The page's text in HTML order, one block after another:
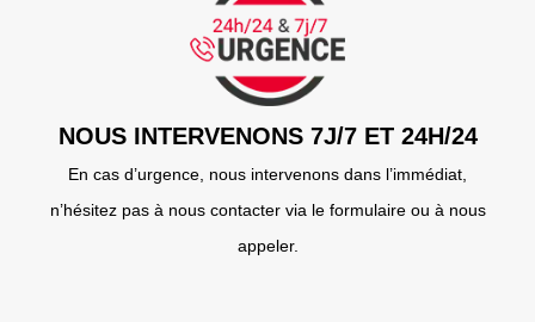
NOUS INTERVENONS 7J/7 ET 24H/24
En cas d’urgence, nous intervenons dans l’immédiat,
n’hésitez pas à nous contacter via le formulaire ou à nous
appeler.